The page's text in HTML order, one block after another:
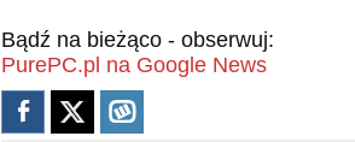
Bądź na bieżąco - obserwuj:
PurePC.pl na Google News